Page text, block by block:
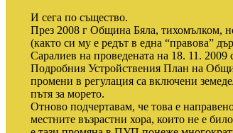
И сега по същество.
През 2008 г Община Бяла, тихомълком,
(както си му е редът в една “правова”
Саралиев на проведената на 18. 11.
Подробния Устройствения План на
промени в регулация са включени
пътя за морето.
Отново подчертавам, че това е
местните възрастни хора, които не е